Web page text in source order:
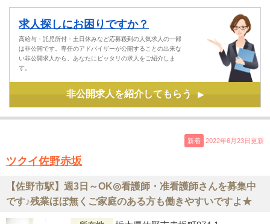
求人探しにお困りですか？
高給与・託児所付・土日休みなど応募殺到の人気求人の一部
は非公開です。専任のアドバイザーが公開することの出来な
い非公開求人から、あなたにピッタリの求人をご紹介しま
す。
非公開求人を紹介してもらう ▶
新着 2022年6月23日更新
ツクイ佐野赤坂
【佐野市駅】週3日～OK◎看護師・准看護師さんを募集中
です♪残業ほぼ無くご家庭のある方も働きやすいですよ★